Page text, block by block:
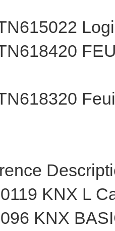
KNX L
KNX